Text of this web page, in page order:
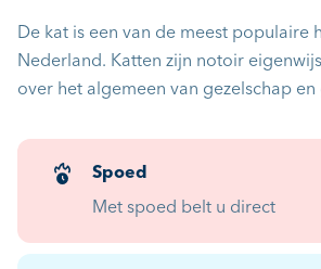
De kat is een van de meest populaire
Nederland. Katten zijn notoir
over het algemeen van gezelschap en
Spoed
Met spoed belt u direct